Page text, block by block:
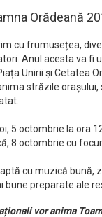
Orădeană
cu frumusețea,
Anul acesta va fi
Unirii și Cetatea
străzile
5 octombrie la ora
8 octombrie cu
cu muzică bună,
bune preparate ale
vor anima